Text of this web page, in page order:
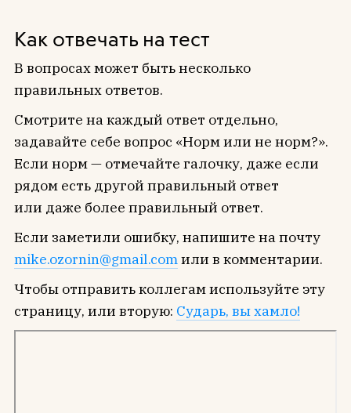
Как отвечать на тест
В вопросах может быть несколько
правильных ответов.
Смотрите на каждый ответ отдельно,
задавайте себе вопрос «Норм или не норм?».
Если норм — отмечайте галочку, даже если
рядом есть другой правильный ответ
или даже более правильный ответ.
Если заметили ошибку, напишите на почту
mike.ozornin@gmail.comили в комментарии.
Чтобы отправить коллегам используйте эту
страницу, или вторую: Сударь, вы хамло!